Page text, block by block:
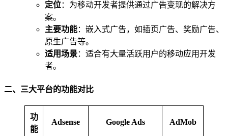
定位：为移动开发者提供通过广告变现的解决方
案。
主要功能：嵌入式广告，如插页广告、奖励广告、
原生广告等。
适用场景：适合有大量活跃用户的移动应用开发
者。
二、三大平台的功能对比
功
能
Adsense Google Ads AdMob